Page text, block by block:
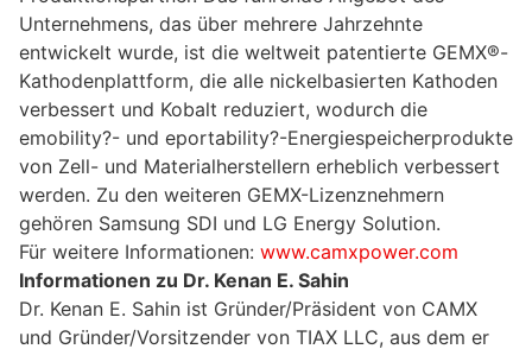
Unternehmens, das über mehrere Jahrzehnte
entwickelt wurde, ist die weltweit patentierte GEMX®-
Kathodenplattform, die alle nickelbasierten Kathoden
verbessert und Kobalt reduziert, wodurch die
emobility?- und eportability?-Energiespeicherprodukte
von Zell- und Materialherstellern erheblich verbessert
werden. Zu den weiteren GEMX-Lizenznehmern
gehören Samsung SDI und LG Energy Solution.
Für weitere Informationen: www.camxpower.com
Informationen zu Dr. Kenan E. Sahin
Dr. Kenan E. Sahin ist Gründer/Präsident von CAMX
und Gründer/Vorsitzender von TIAX LLC, aus dem er